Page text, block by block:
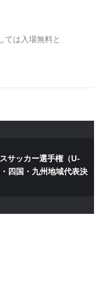
ては入場無料と
サッカー選手権（U-
四国・九州地域代表決